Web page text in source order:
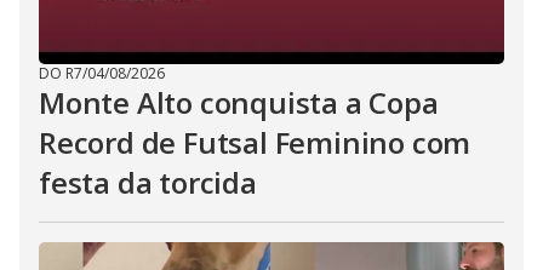
DO R7/04/08/2026
Monte Alto conquista a Copa
Record de Futsal Feminino com
festa da torcida